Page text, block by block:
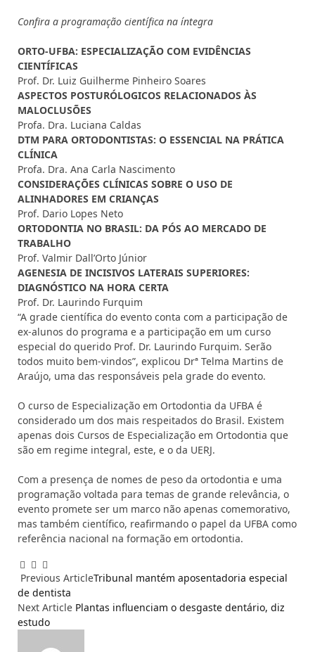
Confira a programação científica na íntegra
ORTO-UFBA: ESPECIALIZAÇÃO COM EVIDÊNCIAS
CIENTÍFICAS
Prof. Dr. Luiz Guilherme Pinheiro Soares
ASPECTOS POSTURÓLOGICOS RELACIONADOS ÀS
MALOCLUSÕES
Profa. Dra. Luciana Caldas
DTM PARA ORTODONTISTAS: O ESSENCIAL NA PRÁTICA
CLÍNICA
Profa. Dra. Ana Carla Nascimento
CONSIDERAÇÕES CLÍNICAS SOBRE O USO DE
ALINHADORES EM CRIANÇAS
Prof. Dario Lopes Neto
ORTODONTIA NO BRASIL: DA PÓS AO MERCADO DE
TRABALHO
Prof. Valmir Dall’Orto Júnior
AGENESIA DE INCISIVOS LATERAIS SUPERIORES:
DIAGNÓSTICO NA HORA CERTA
Prof. Dr. Laurindo Furquim
“A grade científica do evento conta com a participação de
ex-alunos do programa e a participação em um curso
especial do querido Prof. Dr. Laurindo Furquim. Serão
todos muito bem-vindos”, explicou Drª Telma Martins de
Araújo, uma das responsáveis pela grade do evento.
O curso de Especialização em Ortodontia da UFBA é
considerado um dos mais respeitados do Brasil. Existem
apenas dois Cursos de Especialização em Ortodontia que
são em regime integral, este, e o da UERJ.
Com a presença de nomes de peso da ortodontia e uma
programação voltada para temas de grande relevância, o
evento promete ser um marco não apenas comemorativo,
mas também científico, reafirmando o papel da UFBA como
referência nacional na formação em ortodontia.
Facebook
EmailWhatsApp
Previous ArticleTribunal mantém aposentadoria especial
de dentista
Next Article Plantas influenciam o desgaste dentário, diz
estudo